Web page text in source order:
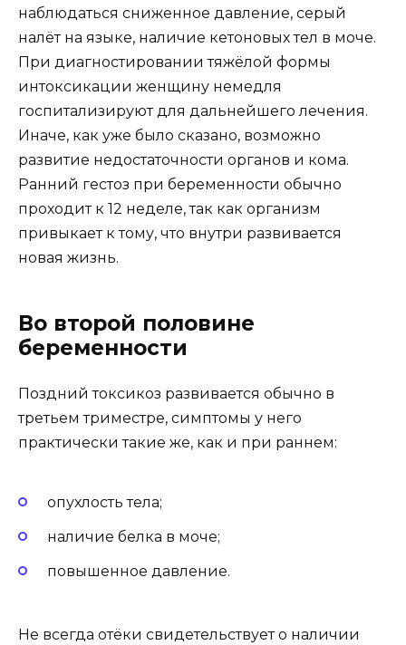
наблюдаться сниженное давление, серый
налёт на языке, наличие кетоновых тел в моче.
При диагностировании тяжёлой формы
интоксикации женщину немедля
госпитализируют для дальнейшего лечения.
Иначе, как уже было сказано, возможно
развитие недостаточности органов и кома.
Ранний гестоз при беременности обычно
проходит к 12 неделе, так как организм
привыкает к тому, что внутри развивается
новая жизнь.
Во второй половине
беременности
Поздний токсикоз развивается обычно в
третьем триместре, симптомы у него
практически такие же, как и при раннем:
опухлость тела;
наличие белка в моче;
повышенное давление.
Не всегда отёки свидетельствует о наличии